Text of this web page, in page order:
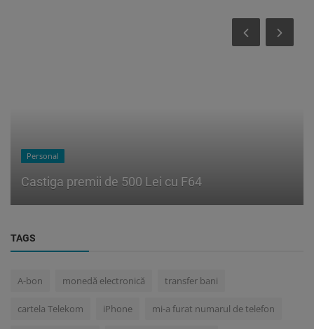
Personal
Castiga premii de 500 Lei cu F64
TAGS
A-bon monedă electronică transfer bani
cartela Telekom iPhone mi-a furat numarul de telefon